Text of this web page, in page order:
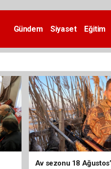
Gündem Siyaset Eğitim
Av sezonu 18